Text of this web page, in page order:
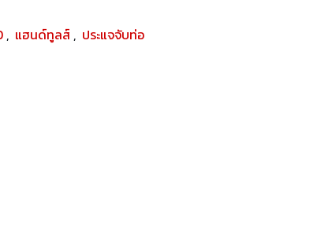
, แฮนด์ทูลส์ , ประแจจับท่อ